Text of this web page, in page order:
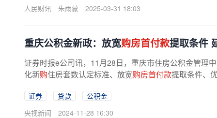
人民财讯
朱雨蒙 2025-03-31 18:03
重庆公积金新政：放宽购房首付款提取条件
证券时报e公司讯，11月28日，重庆市住房公积金管理
化新购住房套数认定标准、放宽购房首付款提取条件、
证券 贷款
公积金
央视新闻
2024-11-28 16:30